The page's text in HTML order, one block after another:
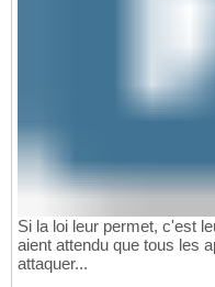
Si la loi leur permet, c'est
aient attendu que tous les
attaquer...